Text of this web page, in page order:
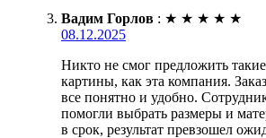
Вадим Горлов : ★ ★ ★ ★ ★
08.12.2025
Никто не смог предложить
картины, как эта компания.
все понятно и удобно.
помогли выбрать размеры и
в срок, результат превзошел